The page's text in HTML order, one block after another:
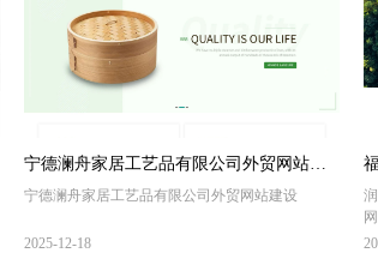
年产按摩椅30万台，在行业内处于相对领先地
宁德澜舟家居工艺品有限公司外贸网站建
设
宁德澜舟家居工艺品有限公司外贸网站建设
2025-12-18